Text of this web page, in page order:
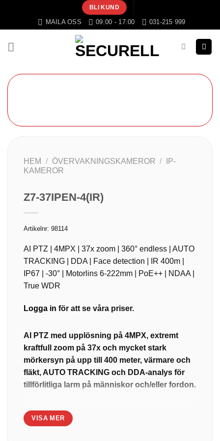
content
BLI KUND
MAILA OSS 09:00 - 17:00 031-215 999
HEM / ÖVERVAKNINGSKAMEROR /
IP-
KAMEROR
Z7-37IPEN-4(IR)
Artikelnr: 98114
AI PTZ | 4MPX | 37x zoom | 360° endless | AUTO
TRACKING | DDA | Face detection | IR 400m |
IP67 | -30° | Motorlins 6-222mm | PoE++ | NDAA |
True WDR
Logga in för att se våra priser.
AI PTZ med upplösning på 4MPX, extremt
kraftfull zoom på 37x och mycket stark
mörkersyn på upp till 400 meter, värmare och
fläkt, AUTO TRACKING och DDA-analys för
tillförlitliga larm på människor och/eller fordon.
är denna NDAA-godkända PTZ-kamera perfekt
VISA MER